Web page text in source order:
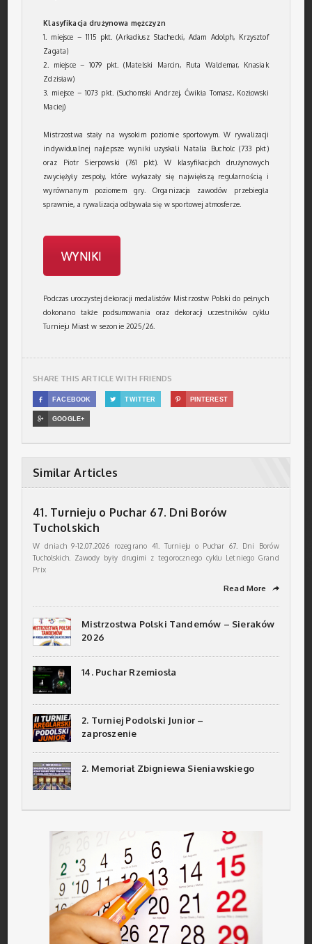
Klasyfikacja drużynowa mężczyzn
1. miejsce – 1115 pkt. (Arkadiusz Stachecki, Adam Adolph, Krzysztof
Zagata)
2. miejsce – 1079 pkt. (Matelski Marcin, Ruta Waldemar, Knasiak
Zdzisław)
3. miejsce – 1073 pkt. (Suchomski Andrzej, Ćwikła Tomasz, Kozłowski
Maciej)
Mistrzostwa stały na wysokim poziomie sportowym. W rywalizacji
indywidualnej najlepsze wyniki uzyskali Natalia Bucholc (733 pkt)
oraz Piotr Sierpowski (761 pkt). W klasyfikacjach drużynowych
zwyciężyły zespoły, które wykazały się największą regularnością i
wyrównanym poziomem gry. Organizacja zawodów przebiegła
sprawnie, a rywalizacja odbywała się w sportowej atmosferze.
WYNIKI
Podczas uroczystej dekoracji medalistów Mistrzostw Polski do pełnych
dokonano także podsumowania oraz dekoracji uczestników cyklu
Turnieju Miast w sezonie 2025/26.
SHARE THIS ARTICLE WITH FRIENDS
 FACEBOOK  TWITTER  PINTEREST
 GOOGLE+
Similar Articles
41. Turnieju o Puchar 67. Dni Borów
Tucholskich
W dniach 9-12.07.2026 rozegrano 41. Turnieju o Puchar 67. Dni Borów
Tucholskich. Zawody były drugimi z tegorocznego cyklu Letniego Grand
Prix
Read More ➦
Mistrzostwa Polski Tandemów – Sieraków
2026
14. Puchar Rzemiosła
2. Turniej Podolski Junior –
zaproszenie
2. Memoriał Zbigniewa Sieniawskiego